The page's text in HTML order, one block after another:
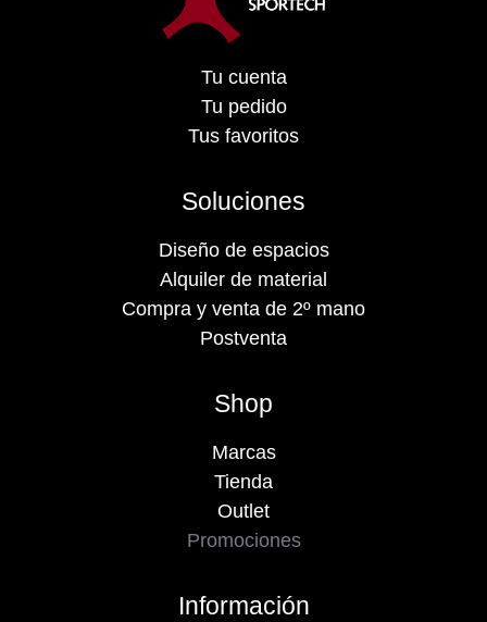
Tu cuenta
Tu pedido
Tus favoritos
Soluciones
Diseño de espacios
Alquiler de material
Compra y venta de 2º mano
Postventa
Shop
Marcas
Tienda
Outlet
Promociones
Información